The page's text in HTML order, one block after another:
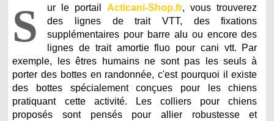
S ur le portailActicani-Shop.fr, vous trouverez
des lignes de trait VTT, des fixations
supplémentaires pour barre alu ou encore des
lignes de trait amortie fluo pour cani vtt. Par
exemple, les êtres humains ne sont pas les seuls à
porter des bottes en randonnée, c'est pourquoi il existe
des bottes spécialement conçues pour les chiens
pratiquant cette activité. Les colliers pour chiens
proposés sont pensés pour allier robustesse et